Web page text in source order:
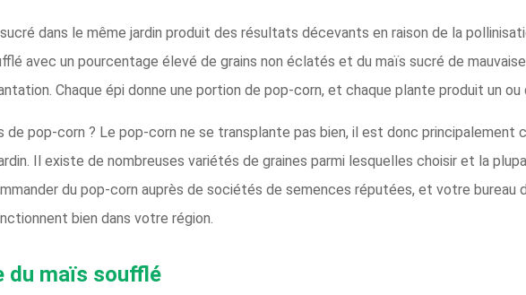
dans le même jardin produit des résultats décevants en raison de la
avec un pourcentage élevé de grains non éclatés et du maïs sucré de
Chaque épi donne une portion de pop-corn, et chaque plante produit un ou
pop-corn ? Le pop-corn ne se transplante pas bien, il est donc principalement
Il existe de nombreuses variétés de graines parmi lesquelles choisir et la
du pop-corn auprès de sociétés de semences réputées, et votre bureau
bien dans votre région.
du maïs soufflé